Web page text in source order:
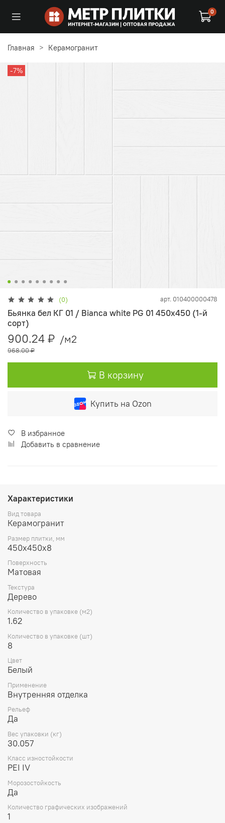
0
Главная Керамогранит
-7%
(0) арт. 010400000478
Бьянка бел КГ 01 / Bianca white PG 01 450х450 (1-й
сорт)
900.24 ₽ /м2
968.00 ₽
В корзину
Купить на Ozon
В избранное
Добавить в сравнение
Характеристики
Вид товара
Керамогранит
Размер плитки, мм
450х450х8
Поверхность
Матовая
Текстура
Дерево
Количество в упаковке (м2)
1.62
Количество в упаковке (шт)
8
Цвет
Белый
Применение
Внутренняя отделка
Рельеф
Да
Вес упаковки (кг)
30.057
Класс изностойкости
PEI IV
Морозостойкость
Да
Количество графических изображений
1